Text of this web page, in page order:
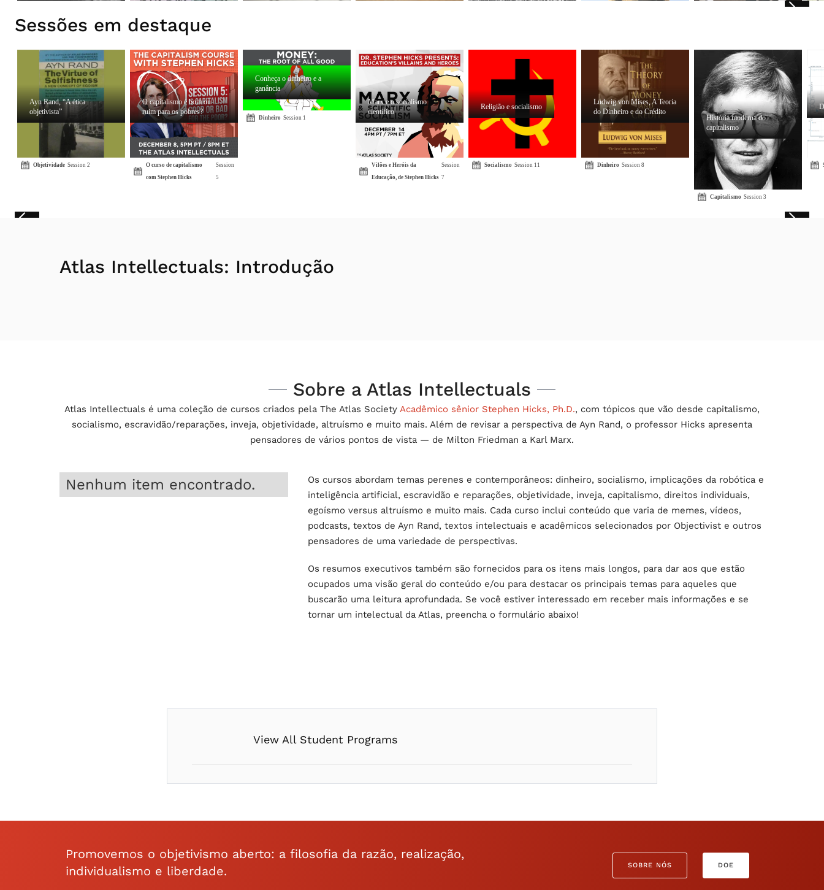
Sessões em destaque
Objetividade Session 2
Ayn Rand, “A ética
objetivista”
O curso de capitalismo
com Stephen Hicks
Session
5
O capitalismo é bom ou
ruim para os pobres?
Dinheiro Session 1
Conheça o dinheiro e a
ganância
Vilões e Heróis da
Educação, de Stephen Hicks
Session
7
Marx e o socialismo
científico
Socialismo Session 11
Religião e socialismo
Dinheiro Session 8
Ludwig von Mises, A Teoria
do Dinheiro e do Crédito
Capitalismo Session 3
História moderna do
capitalismo
Atlas Intellectuals: Introdução
Sobre a Atlas Intellectuals
Atlas Intellectuals é uma coleção de cursos criados pela The Atlas Society Acadêmico sênior Stephen Hicks, Ph.D., com tópicos que vão desde capitalismo,
socialismo, escravidão/reparações, inveja, objetividade, altruísmo e muito mais. Além de revisar a perspectiva de Ayn Rand, o professor Hicks apresenta
pensadores de vários pontos de vista — de Milton Friedman a Karl Marx.
Nenhum item encontrado.
Os cursos abordam temas perenes e contemporâneos: dinheiro, socialismo, implicações da robótica e
inteligência artificial, escravidão e reparações, objetividade, inveja, capitalismo, direitos individuais,
egoísmo versus altruísmo e muito mais. Cada curso inclui conteúdo que varia de memes, vídeos,
podcasts, textos de Ayn Rand, textos intelectuais e acadêmicos selecionados por Objectivist e outros
pensadores de uma variedade de perspectivas.
Os resumos executivos também são fornecidos para os itens mais longos, para dar aos que estão
ocupados uma visão geral do conteúdo e/ou para destacar os principais temas para aqueles que
buscarão uma leitura aprofundada. Se você estiver interessado em receber mais informações e se
tornar um intelectual da Atlas, preencha o formulário abaixo!
View All Student Programs
Promovemos o objetivismo aberto: a filosofia da razão, realização,
individualismo e liberdade.
SOBRE NÓS DOE